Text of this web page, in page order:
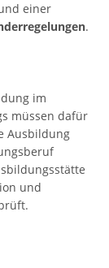
einer
.
im
müssen dafür
Ausbildung
und